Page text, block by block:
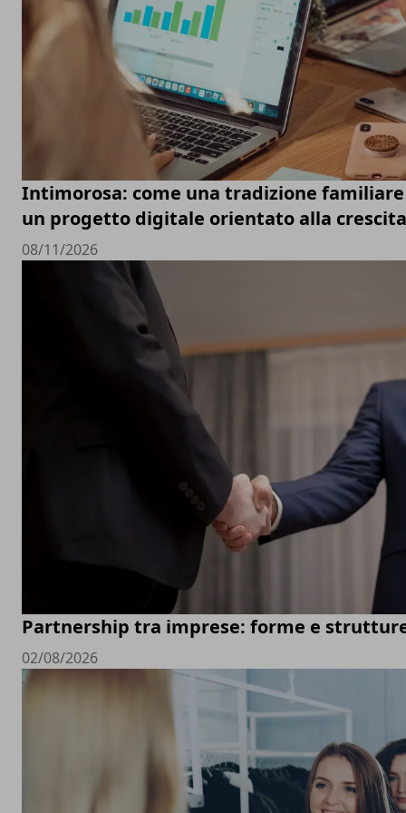
Intimorosa: come una tradizione
un progetto digitale orientato alla
08/11/2026
Partnership tra imprese: forme e
02/08/2026